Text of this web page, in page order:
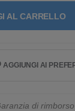
AL CARRELLO
AGGIUNGI AI
di